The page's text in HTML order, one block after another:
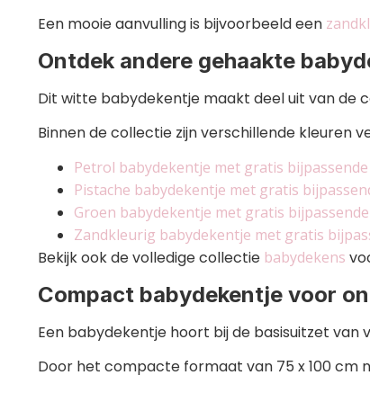
Een mooie aanvulling is bijvoorbeeld een
Ontdek andere gehaakte
Dit witte babydekentje maakt deel uit van de
Binnen de collectie zijn verschillende kleuren
Petrol babydekentje met gratis
Pistache babydekentje met gratis
Groen babydekentje met gratis
Zandkleurig babydekentje met gratis
Bekijk ook de volledige collectie babydekens
Compact babydekentje voor
Een babydekentje hoort bij de basisuitzet van
Door het compacte formaat van 75 x 100 cm